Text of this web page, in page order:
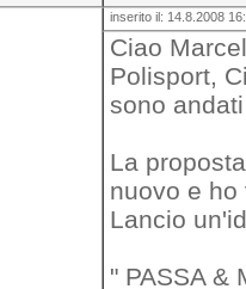
inserito il: 14.8.2008
Ciao
Polisport,
sono
La
nuovo e
Lancio
" PASSA &